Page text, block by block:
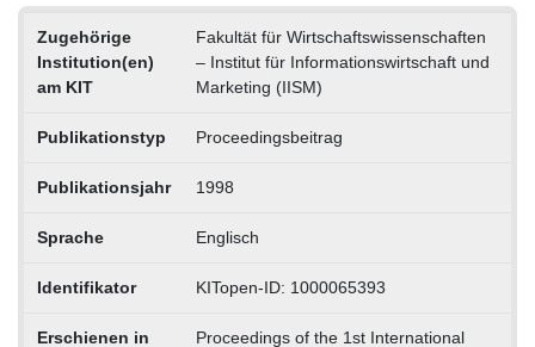
Zugehörige
Institution(en)
am KIT
Fakultät für Wirtschaftswissenschaften
– Institut für Informationswirtschaft und
Marketing (IISM)
Publikationstyp Proceedingsbeitrag
Publikationsjahr 1998
Sprache Englisch
Identifikator KITopen-ID: 1000065393
Erschienen in Proceedings of the 1st International